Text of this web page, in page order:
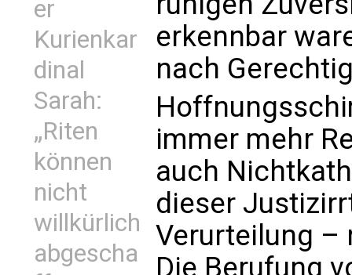
er
Kurienkar
dinal
Sarah:
„Riten
können
nicht
willkürlich
abgescha
erkennbar
nach
immer mehr
auch
dieser
Verurteilung –
Die Berufung